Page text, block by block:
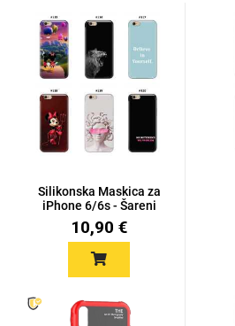
Silikonska Maskica za
iPhone 6/6s - Šareni
mot...
10,90 €